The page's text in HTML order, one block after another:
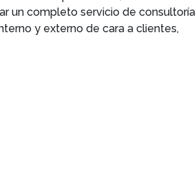
un completo servicio de consultoría
y externo de cara a clientes,